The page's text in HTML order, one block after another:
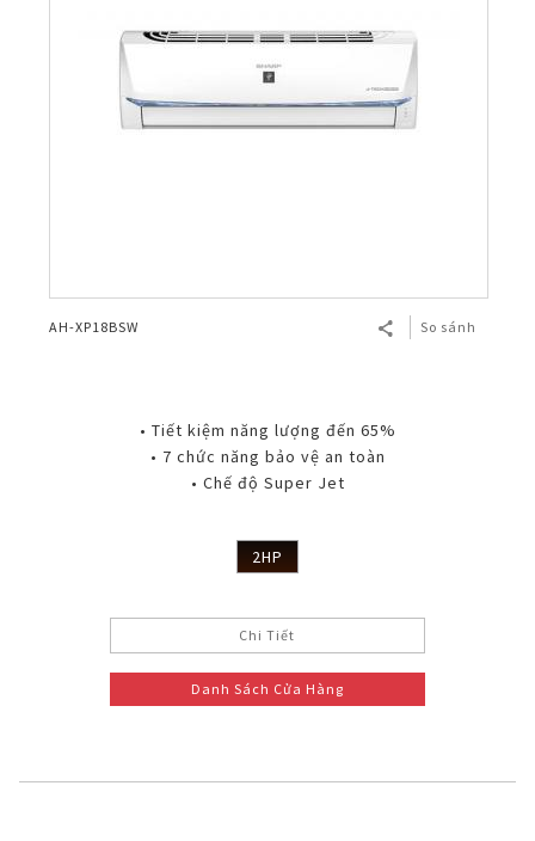
AH-XP18BSW So sánh
• Tiết kiệm năng lượng đến 65%
• 7 chức năng bảo vệ an toàn
• Chế độ Super Jet
2HP
Chi Tiết
Danh Sách Cửa Hàng